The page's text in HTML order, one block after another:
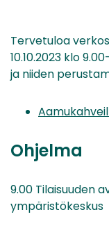
Tervetuloa
10.10.2023 klo
ja niiden
Ohjelma
9.00 Tilaisuuden
ympäristökeskus